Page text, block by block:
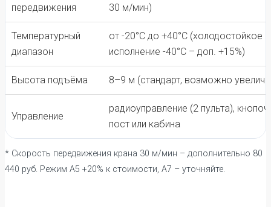
передвижения
30 м/мин)
Температурный
диапазон
от -20°C до +40°C (холодостойкое
исполнение -40°C – доп. +15%)
Высота подъёма 8–9 м (стандарт, возможно
Управление
радиоуправление (2 пульта),
пост или кабина
* Скорость передвижения крана 30 м/мин – дополнительно 80
440 руб. Режим А5 +20% к стоимости, А7 – уточняйте.